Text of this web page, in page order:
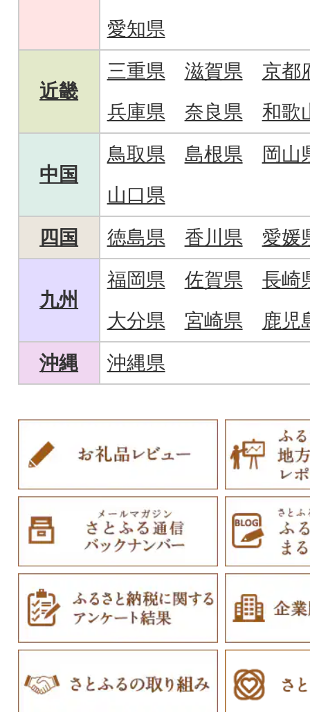
愛知県
近畿
三重県 滋賀県
京都
兵庫県
奈良県 和歌
中国
鳥取県 島根県
岡山
山口県
四国
徳島県 香川県 愛媛
九州
福岡県 佐賀県
長崎
大分県
宮崎県
鹿児
沖縄
沖縄県